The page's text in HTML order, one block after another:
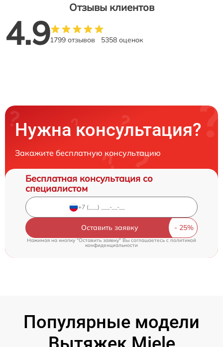
Отзывы клиентов
4.91799 отзывов 5358 оценок
Нужна консультация?
Закажите бесплатную консультацию
Бесплатная консультация со
специалистом
Оставить заявку
Нажимая на кнопку "Оставить заявку" Вы соглашаетесь cполитикой
конфиденциальности
Популярные модели